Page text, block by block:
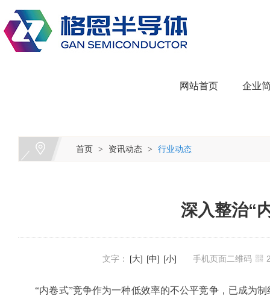
网站首页 企业
首页 > 资讯动态 > 行业动态
深入整治“
文字： [大] [中] [小] 手机页面二维码
“内卷式”竞争作为一种低效率的不公平竞争，已成为